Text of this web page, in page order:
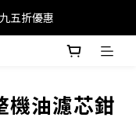
五折優惠
油濾芯鉗